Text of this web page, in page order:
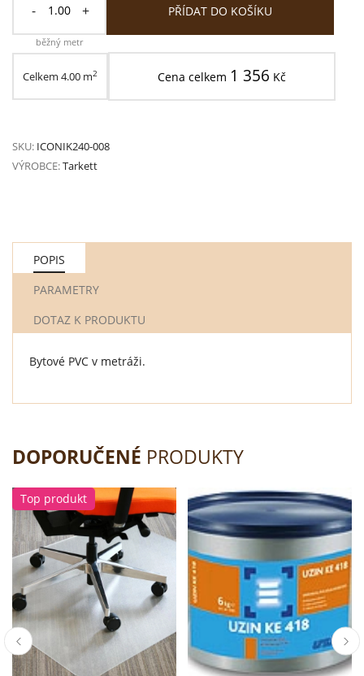
- +
běžný metr
PŘÍDAT DO KOŠÍKU
Celkem 4.00 m2 Cena celkem 1 356 Kč
SKU: ICONIK240-008
VÝROBCE:Tarkett
POPIS
PARAMETRY
DOTAZ K PRODUKTU
Bytové PVC v metráži.
DOPORUČENÉ PRODUKTY
Top produkt